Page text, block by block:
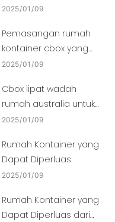
2025 01 09
Pemasangan rumah
kontainer cbox yang
dapat diperluas
2025 01 09
Cbox lipat wadah
rumah australia untuk
gudang
2025 01 09
Rumah Kontainer yang
Dapat Diperluas
2025 01 09
Rumah Kontainer yang
Dapat Diperluas dari